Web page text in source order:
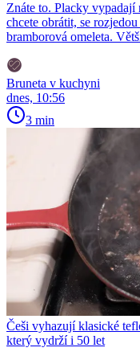
Znáte to. Placky
chcete obrátit, se
bramborová omeleta.
Bruneta v kuchyni
dnes, 10:56
3 min
Češi vyhazují klasické
který vydrží i 50 let